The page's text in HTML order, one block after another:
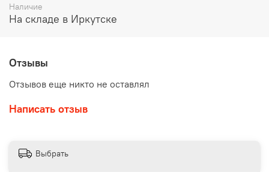
Наличие
На складе в Иркутске
Отзывы
Отзывов еще никто не оставлял
Написать отзыв
Выбрать